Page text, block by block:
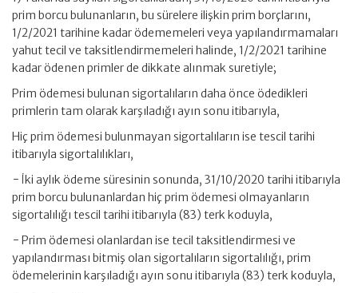
prim borcu bulunanların, bu sürelere ilişkin prim borçlarını,
1/2/2021 tarihine kadar ödememeleri veya yapılandırmamaları
yahut tecil ve taksitlendirmemeleri halinde, 1/2/2021 tarihine
kadar ödenen primler de dikkate alınmak suretiyle;
Prim ödemesi bulunan sigortalıların daha önce ödedikleri
primlerin tam olarak karşıladığı ayın sonu itibarıyla,
Hiç prim ödemesi bulunmayan sigortalıların ise tescil tarihi
itibarıyla sigortalılıkları,
− İki aylık ödeme süresinin sonunda, 31/10/2020 tarihi itibarıyla
prim borcu bulunanlardan hiç prim ödemesi olmayanların
sigortalılığı tescil tarihi itibarıyla (83) terk koduyla,
− Prim ödemesi olanlardan ise tecil taksitlendirmesi ve
yapılandırması bitmiş olan sigortalıların sigortalılığı, prim
ödemelerinin karşıladığı ayın sonu itibarıyla (83) terk koduyla,